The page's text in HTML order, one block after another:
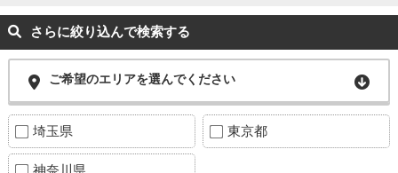
さらに絞り込んで検索する
ご希望のエリアを選んでください
埼玉県 東京都